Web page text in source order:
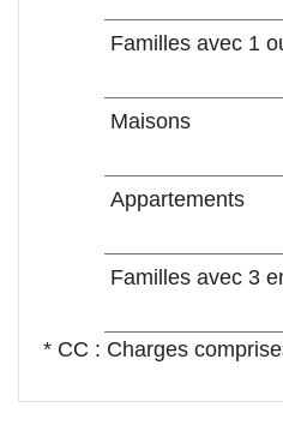
Familles avec 1
Maisons
Appartements
Familles avec 3
* CC : Charges